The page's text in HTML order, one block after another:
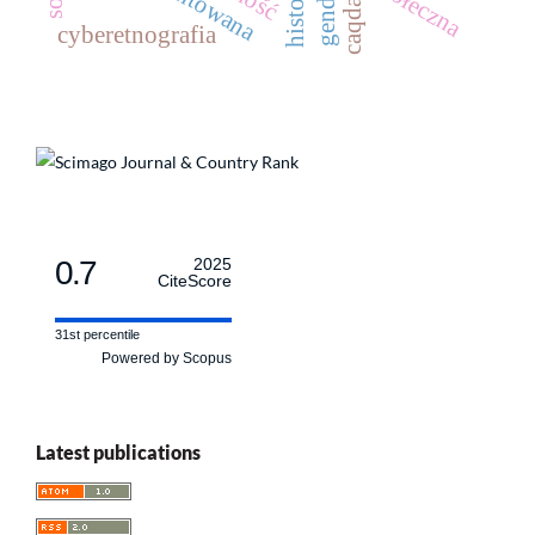
caqda
cyberetnografia
0.7
2025
CiteScore
31st percentile
Powered by Scopus
Latest publications